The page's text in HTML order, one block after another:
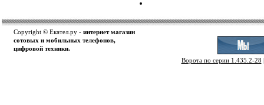
Copyright © Екател.ру - интернет магазин
сотовых и мобильных телефонов,
цифровой техники.
Ворота по серии 1.435.2-28